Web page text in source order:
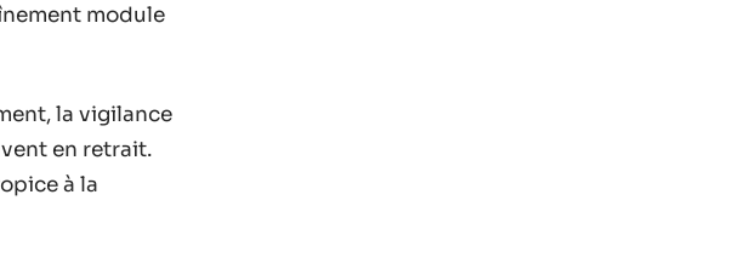
module
la vigilance
en retrait.
à la